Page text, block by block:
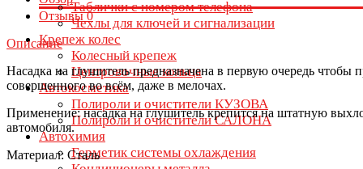
Таблички с номером телефона
Чехлы для ключей и сигнализации
Крепеж колес
Колесный крепеж
Центровочные кольца
Автокосметика
Полироли и очистители КУЗОВА
Полироли и очистители САЛОНА
Автохимия
Герметик системы охлаждения
Отзывы0
Описание
Насадка на глушитель предназначена в первую очередь
совершенного во всём, даже в мелочах.
Применение: насадка на глушитель крепится на штатную
автомобиля.
Материал: Сталь